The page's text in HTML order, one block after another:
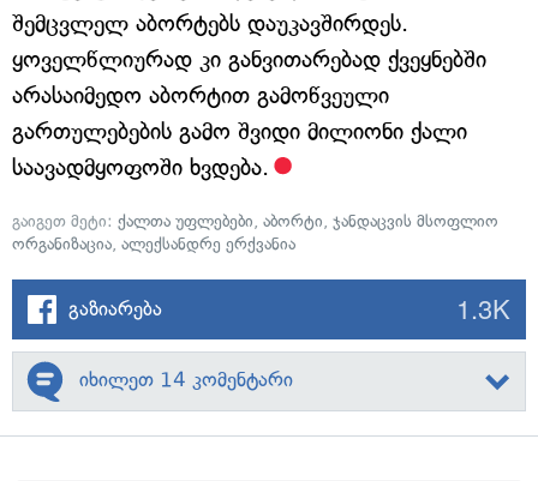
შემცვლელ აბორტებს დაუკავშირდეს.
ყოველწლიურად კი განვითარებად ქვეყნებში
არასაიმედო აბორტით გამოწვეული
გართულებების გამო შვიდი მილიონი ქალი
საავადმყოფოში ხვდება.
გაიგეთ მეტი: ქალთა უფლებები, აბორტი, ჯანდაცვის მსოფლიო
ორგანიზაცია, ალექსანდრე ერქვანია
გაზიარება 1.3K
იხილეთ 14 კომენტარი